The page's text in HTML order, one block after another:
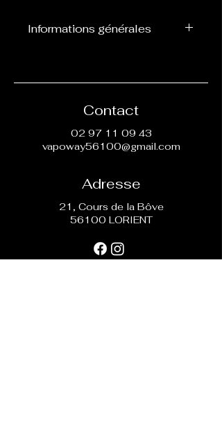
Informations générales
définis : 0,3,6,12 ou 18 mg.
Contact
02 97 11 09 43
vapoway56100@gmail.com
Adresse
21, Cours de la Bôve
56100 LORIENT